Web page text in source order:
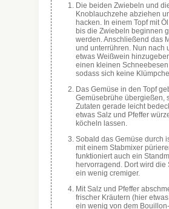
Die beiden Zwiebeln und
Knoblauchzehe abziehen
hacken. In einem Topf mit
bis die Zwiebeln beginnen
werden. Anschließend das
und unterrühren. Nun nach
etwas Weißwein
einen kleinen Schneebesen
sodass sich keine
Das Gemüse in den Topf
Gemüsebrühe übergießen,
Zutaten gerade leicht
etwas Salz und Pfeffer
köcheln lassen.
Sobald das Gemüse durch
mit einem Stabmixer
funktioniert auch ein
hervorragend. Dort wird die
ein wenig cremiger.
Mit Salz und Pfeffer
frischer Kräutern (hier
ein wenig von dem